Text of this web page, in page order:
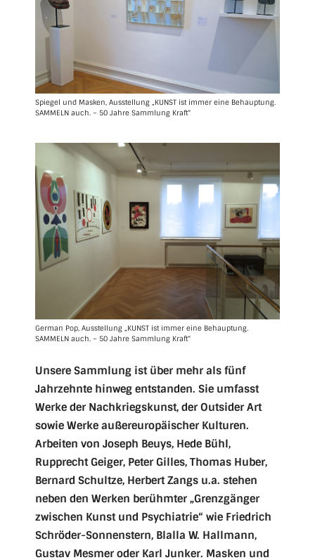
Spiegel und Masken, Ausstellung „KUNST ist immer eine Behauptung.
SAMMELN auch. – 50 Jahre Sammlung Kraft“
German Pop, Ausstellung „KUNST ist immer eine Behauptung.
SAMMELN auch. – 50 Jahre Sammlung Kraft“
Unsere Sammlung ist über mehr als fünf
Jahrzehnte hinweg entstanden. Sie umfasst
Werke der Nachkriegskunst, der Outsider Art
sowie Werke außereuropäischer Kulturen.
Arbeiten von Joseph Beuys, Hede Bühl,
Rupprecht Geiger, Peter Gilles, Thomas Huber,
Bernard Schultze, Herbert Zangs u.a. stehen
neben den Werken berühmter „Grenzgänger
zwischen Kunst und Psychiatrie“ wie Friedrich
Schröder-Sonnenstern, Blalla W. Hallmann,
Gustav Mesmer oder Karl Junker. Masken und